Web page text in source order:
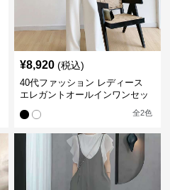
¥8,920 (税込)
40代ファッション レディース
エレガントオールインワンセッ
全2色